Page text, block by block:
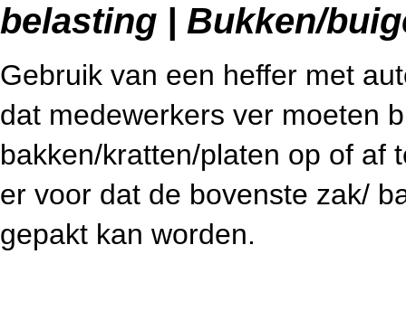
belasting | Bukken/
Gebruik van een heffer met
dat medewerkers ver moeten
bakken/kratten/platen op of af
er voor dat de bovenste zak/
gepakt kan worden.